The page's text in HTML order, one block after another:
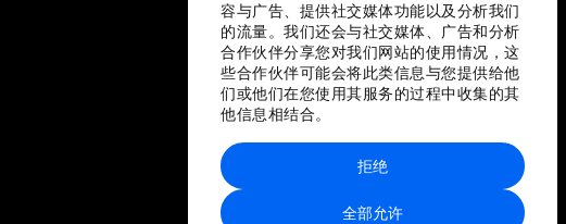
容与广告、提供社交媒体功能以及分析我们
的流量。我们还会与社交媒体、广告和分析
合作伙伴分享您对我们网站的使用情况，这
些合作伙伴可能会将此类信息与您提供给他
们或他们在您使用其服务的过程中收集的其
他信息相结合。
全部允许
拒绝